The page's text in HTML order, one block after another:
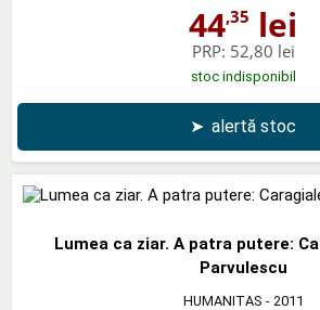
44,35 lei
PRP: 52,80 lei
stoc indisponibil
➤ alertă stoc
Lumea ca ziar. A patra putere:
Parvulescu
HUMANITAS - 2011